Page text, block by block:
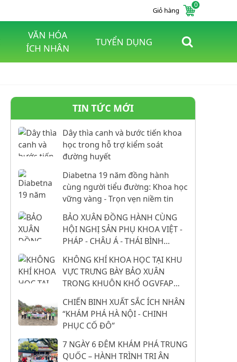
Giỏ hàng
0
VĂN HÓA
ÍCH NHÂN
TUYỂN DỤNG
TIN TỨC MỚI
Dây thìa canh và bước tiến khoa
học trong hỗ trợ kiểm soát
đường huyết
Diabetna 19 năm đồng hành
cùng người tiểu đường: Khoa học
vững vàng - Trọn vẹn niềm tin
BẢO XUÂN ĐỒNG HÀNH CÙNG
HỘI NGHỊ SẢN PHỤ KHOA VIỆT -
PHÁP - CHÂU Á - THÁI BÌNH
DƯƠNG LẦN THỨ 26: 16 NĂM
KHẲNG ĐỊNH VỊ THẾ TỪ NỀN
TẢNG KHOA HỌC
KHÔNG KHÍ KHOA HỌC TẠI KHU
VỰC TRƯNG BÀY BẢO XUÂN
TRONG KHUÔN KHỔ OGVFAP
2026
CHIẾN BINH XUẤT SẮC ÍCH NHÂN
“KHÁM PHÁ HÀ NỘI - CHINH
PHỤC CỐ ĐÔ”
7 NGÀY 6 ĐÊM KHÁM PHÁ TRUNG
QUỐC – HÀNH TRÌNH TRI ÂN